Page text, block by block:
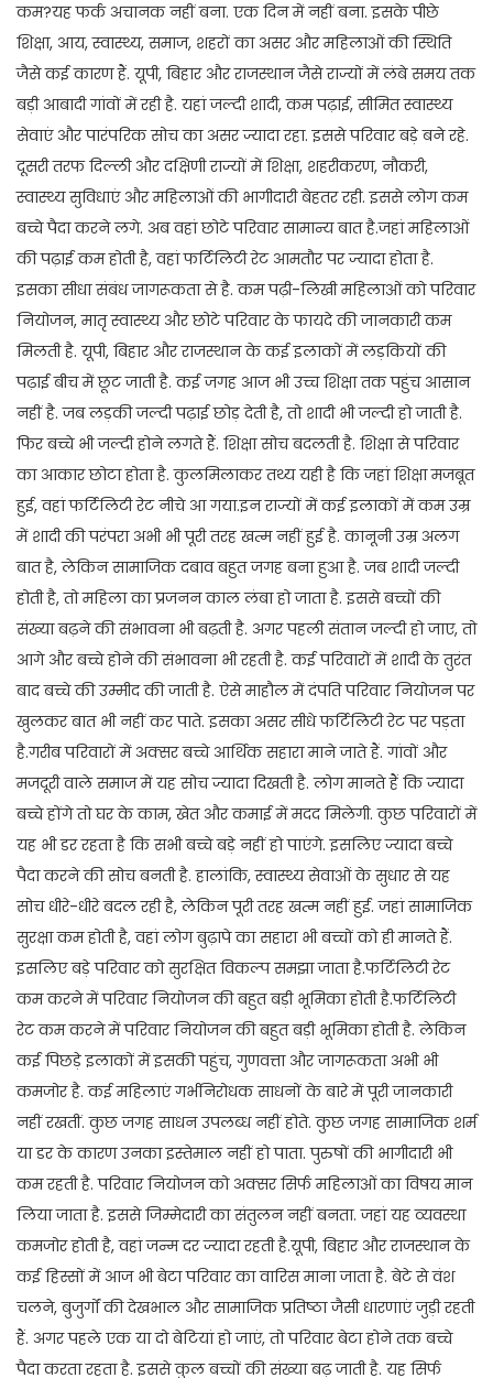
कम?यह फर्क अचानक नहीं बना. एक दिन में नहीं बना. इसके पीछे
शिक्षा, आय, स्वास्थ्य, समाज, शहरों का असर और महिलाओं की स्थिति
जैसे कई कारण हैं. यूपी, बिहार और राजस्थान जैसे राज्यों में लंबे समय तक
बड़ी आबादी गांवों में रही है. यहां जल्दी शादी, कम पढ़ाई, सीमित स्वास्थ्य
सेवाएं और पारंपरिक सोच का असर ज्यादा रहा. इससे परिवार बड़े बने रहे.
दूसरी तरफ दिल्ली और दक्षिणी राज्यों में शिक्षा, शहरीकरण, नौकरी,
स्वास्थ्य सुविधाएं और महिलाओं की भागीदारी बेहतर रही. इससे लोग कम
बच्चे पैदा करने लगे. अब वहां छोटे परिवार सामान्य बात है.जहां महिलाओं
की पढ़ाई कम होती है, वहां फर्टिलिटी रेट आमतौर पर ज्यादा होता है.
इसका सीधा संबंध जागरूकता से है. कम पढ़ी-लिखी महिलाओं को परिवार
नियोजन, मातृ स्वास्थ्य और छोटे परिवार के फायदे की जानकारी कम
मिलती है. यूपी, बिहार और राजस्थान के कई इलाकों में लड़कियों की
पढ़ाई बीच में छूट जाती है. कई जगह आज भी उच्च शिक्षा तक पहुंच आसान
नहीं है. जब लड़की जल्दी पढ़ाई छोड़ देती है, तो शादी भी जल्दी हो जाती है.
फिर बच्चे भी जल्दी होने लगते हैं. शिक्षा सोच बदलती है. शिक्षा से परिवार
का आकार छोटा होता है. कुलमिलाकर तथ्य यही है कि जहां शिक्षा मजबूत
हुई, वहां फर्टिलिटी रेट नीचे आ गया.इन राज्यों में कई इलाकों में कम उम्र
में शादी की परंपरा अभी भी पूरी तरह खत्म नहीं हुई है. कानूनी उम्र अलग
बात है, लेकिन सामाजिक दबाव बहुत जगह बना हुआ है. जब शादी जल्दी
होती है, तो महिला का प्रजनन काल लंबा हो जाता है. इससे बच्चों की
संख्या बढ़ने की संभावना भी बढ़ती है. अगर पहली संतान जल्दी हो जाए, तो
आगे और बच्चे होने की संभावना भी रहती है. कई परिवारों में शादी के तुरंत
बाद बच्चे की उम्मीद की जाती है. ऐसे माहौल में दंपति परिवार नियोजन पर
खुलकर बात भी नहीं कर पाते. इसका असर सीधे फर्टिलिटी रेट पर पड़ता
है.गरीब परिवारों में अक्सर बच्चे आर्थिक सहारा माने जाते हैं. गांवों और
मजदूरी वाले समाज में यह सोच ज्यादा दिखती है. लोग मानते हैं कि ज्यादा
बच्चे होंगे तो घर के काम, खेत और कमाई में मदद मिलेगी. कुछ परिवारों में
यह भी डर रहता है कि सभी बच्चे बड़े नहीं हो पाएंगे. इसलिए ज्यादा बच्चे
पैदा करने की सोच बनती है. हालांकि, स्वास्थ्य सेवाओं के सुधार से यह
सोच धीरे-धीरे बदल रही है, लेकिन पूरी तरह खत्म नहीं हुई. जहां सामाजिक
सुरक्षा कम होती है, वहां लोग बुढ़ापे का सहारा भी बच्चों को ही मानते हैं.
इसलिए बड़े परिवार को सुरक्षित विकल्प समझा जाता है.फर्टिलिटी रेट
कम करने में परिवार नियोजन की बहुत बड़ी भूमिका होती है.फर्टिलिटी
रेट कम करने में परिवार नियोजन की बहुत बड़ी भूमिका होती है. लेकिन
कई पिछड़े इलाकों में इसकी पहुंच, गुणवत्ता और जागरूकता अभी भी
कमजोर है. कई महिलाएं गर्भनिरोधक साधनों के बारे में पूरी जानकारी
नहीं रखतीं. कुछ जगह साधन उपलब्ध नहीं होते. कुछ जगह सामाजिक शर्म
या डर के कारण उनका इस्तेमाल नहीं हो पाता. पुरुषों की भागीदारी भी
कम रहती है. परिवार नियोजन को अक्सर सिर्फ महिलाओं का विषय मान
लिया जाता है. इससे जिम्मेदारी का संतुलन नहीं बनता. जहां यह व्यवस्था
कमजोर होती है, वहां जन्म दर ज्यादा रहती है.यूपी, बिहार और राजस्थान के
कई हिस्सों में आज भी बेटा परिवार का वारिस माना जाता है. बेटे से वंश
चलने, बुजुर्गों की देखभाल और सामाजिक प्रतिष्ठा जैसी धारणाएं जुड़ी रहती
हैं. अगर पहले एक या दो बेटियां हो जाएं, तो परिवार बेटा होने तक बच्चे
पैदा करता रहता है. इससे कुल बच्चों की संख्या बढ़ जाती है. यह सिर्फ